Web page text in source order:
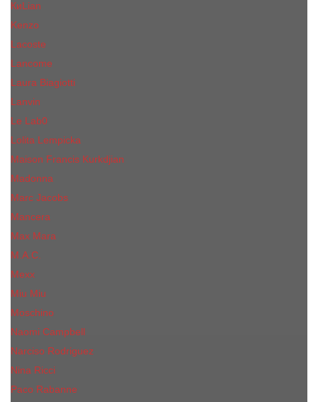
КиLian
Kenzo
Lacoste
Lancome
Laura Biagiotti
Lanvin
Lе Lab0
Lolita Lempicka
Maison Francis Kurkdjian
Madonna
Marc Jacobs
Mancera
Max Mara
M.А.C.
Mexx
Miu Miu
Mоsсhino
Naomi Campbell
Narciso Rodriguez
Nina Ricci
Paco Rabanne